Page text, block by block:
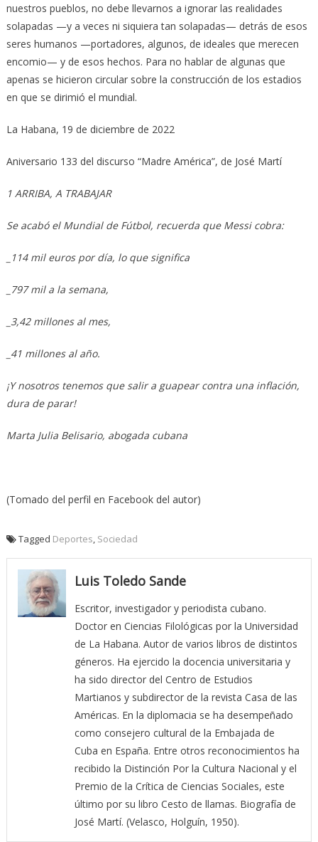
nuestros pueblos, no debe llevarnos a ignorar las realidades
solapadas —y a veces ni siquiera tan solapadas— detrás de esos
seres humanos —portadores, algunos, de ideales que merecen
encomio— y de esos hechos. Para no hablar de algunas que
apenas se hicieron circular sobre la construcción de los estadios
en que se dirimió el mundial.
La Habana, 19 de diciembre de 2022
Aniversario 133 del discurso “Madre América”, de José Martí
1 ARRIBA, A TRABAJAR
Se acabó el Mundial de Fútbol, recuerda que Messi cobra:
_114 mil euros por día, lo que significa
_797 mil a la semana,
_3,42 millones al mes,
_41 millones al año.
¡Y nosotros tenemos que salir a guapear contra una inflación,
dura de parar!
Marta Julia Belisario, abogada cubana
(Tomado del perfil en Facebook del autor)
Tagged Deportes Sociedad
Luis Toledo Sande
Escritor, investigador y periodista cubano.
Doctor en Ciencias Filológicas por la Universidad
de La Habana. Autor de varios libros de distintos
géneros. Ha ejercido la docencia universitaria y
ha sido director del Centro de Estudios
Martianos y subdirector de la revista Casa de las
Américas. En la diplomacia se ha desempeñado
como consejero cultural de la Embajada de
Cuba en España. Entre otros reconocimientos ha
recibido la Distinción Por la Cultura Nacional y el
Premio de la Crítica de Ciencias Sociales, este
último por su libro Cesto de llamas. Biografía de
José Martí. (Velasco, Holguín, 1950).